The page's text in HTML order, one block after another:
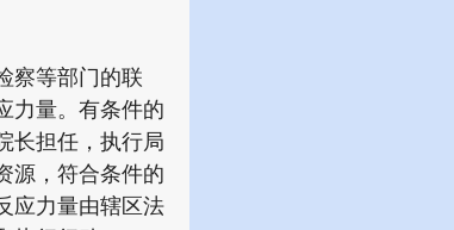
等部门的联
力量。有条件的
长担任，执行局
源，符合条件的
应力量由辖区法